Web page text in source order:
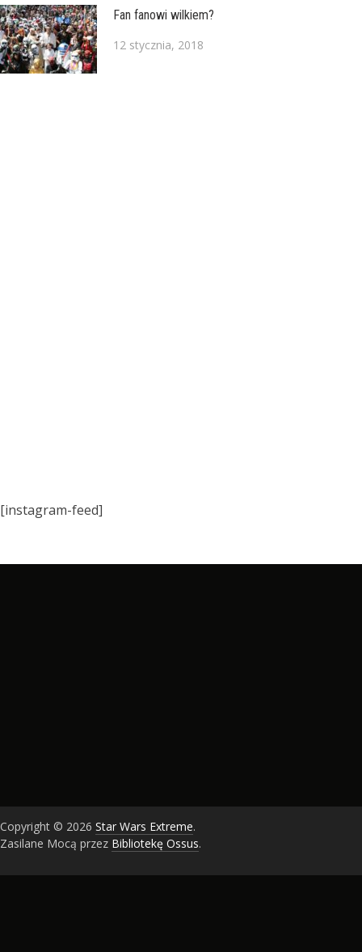
Fan fanowi wilkiem?
12 stycznia, 2018
[instagram-feed]
Copyright © 2026 Star Wars Extreme.
Zasilane Mocą przez Bibliotekę Ossus.